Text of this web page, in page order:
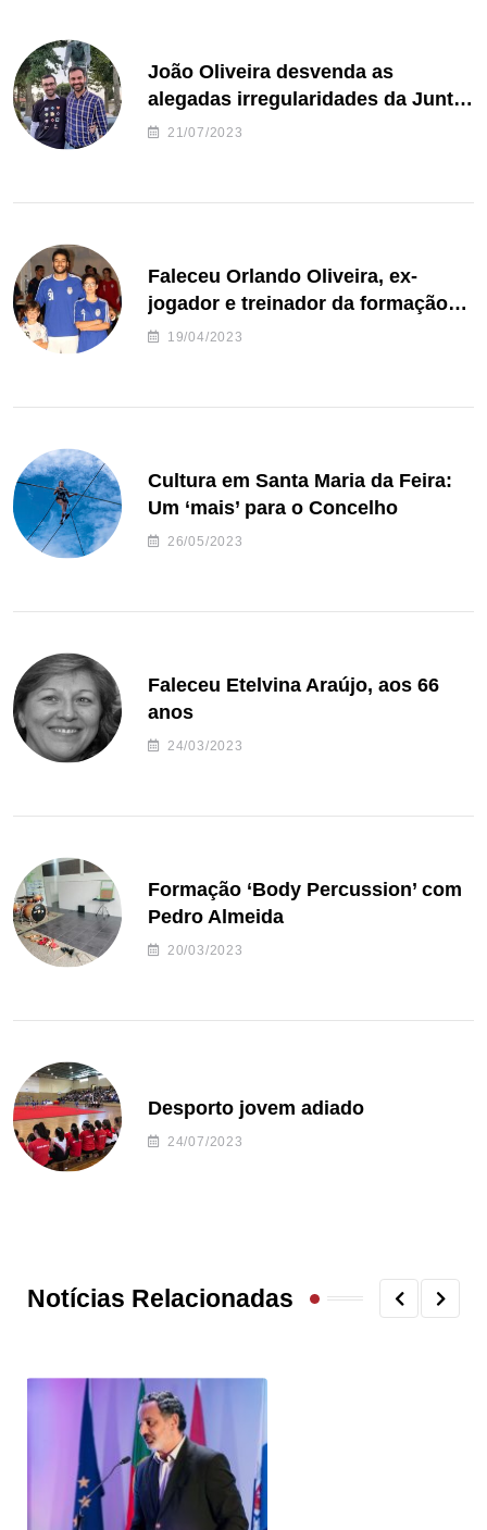
João Oliveira desvenda as
alegadas irregularidades da Junta
de Freguesia S. João de Ver
21/07/2023
Faleceu Orlando Oliveira, ex-
jogador e treinador da formação
de andebol do Feirense
19/04/2023
Cultura em Santa Maria da Feira:
Um ‘mais’ para o Concelho
26/05/2023
Faleceu Etelvina Araújo, aos 66
anos
24/03/2023
Formação ‘Body Percussion’ com
Pedro Almeida
20/03/2023
Desporto jovem adiado
24/07/2023
Notícias Relacionadas